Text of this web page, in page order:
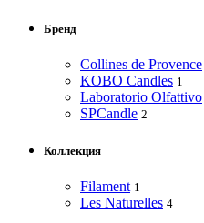
Бренд
Collines de Provence
KOBO Candles 1
Laboratorio Olfattivo
SPCandle 2
Коллекция
Filament 1
Les Naturelles 4